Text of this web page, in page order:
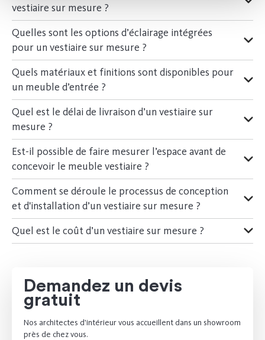
vestiaire sur mesure ?
Quelles sont les options d’éclairage intégrées
pour un vestiaire sur mesure ?
Quels matériaux et finitions sont disponibles pour
un meuble d’entrée ?
Quel est le délai de livraison d’un vestiaire sur
mesure ?
Est-il possible de faire mesurer l’espace avant de
concevoir le meuble vestiaire ?
Comment se déroule le processus de conception
et d'installation d’un vestiaire sur mesure ?
Quel est le coût d’un vestiaire sur mesure ?
Demandez un devis
gratuit
Nos architectes d’intérieur vous accueillent dans un showroom
près de chez vous.